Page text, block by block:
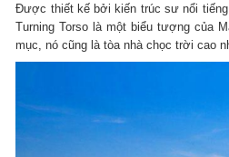
Được thiết kế bởi kiến trúc sư nổi tiếng
Turning Torso là một biểu tượng của
mục, nó cũng là tòa nhà chọc trời cao